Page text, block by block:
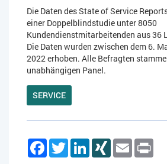
Die Daten des State of Service
einer Doppelblindstudie unter 8050
Kundendienstmitarbeitenden aus 36
Die Daten wurden zwischen dem 6.
2022 erhoben. Alle Befragten
unabhängigen Panel.
SERVICE
Facebook
TwitterLinkedInXING Email